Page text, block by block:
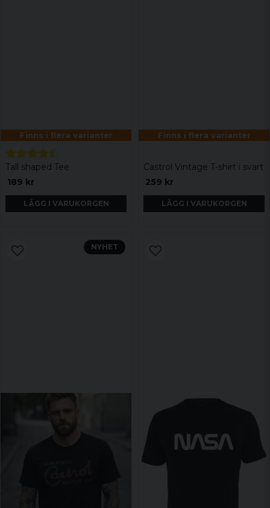
Finns i flera varianter
Tall shaped Tee
189 kr
LÄGG I VARUKORGEN
Finns i flera varianter
Castrol Vintage T-shirt i svart
259 kr
LÄGG I VARUKORGEN
NYHET